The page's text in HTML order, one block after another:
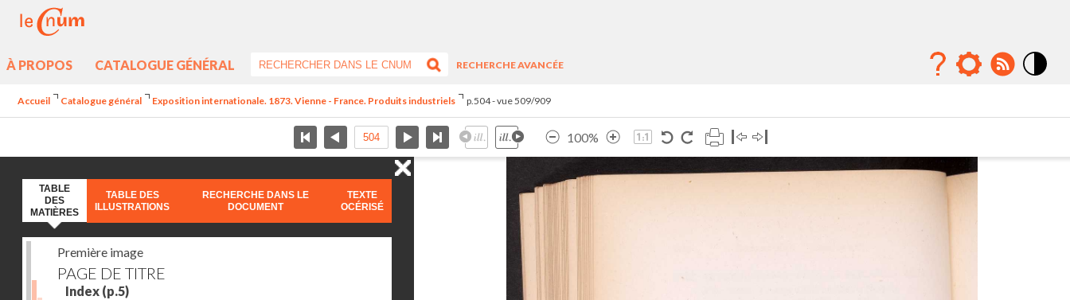
À PROPOS CATALOGUE GÉNÉRAL
RECHERCHE AVANCÉE
Accueil Catalogue général Exposition internationale. 1873. Vienne - France. Produits industriels p.504 - vue 509/909
100%
TABLE
DES
MATIÈRES
TABLE DES
ILLUSTRATIONS
RECHERCHE DANS LE
DOCUMENT
TEXTE
OCÉRISÉ
Première image
PAGE DE TITRE
Index (p.5)